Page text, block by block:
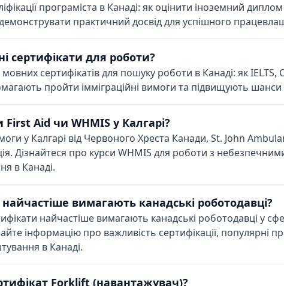
програміста в Канаді: як оцінити іноземний
практичний досвід для успішного
сертифікати для роботи?
сертифікатів для пошуку роботи в Канаді: як
пройти імміграційні вимоги та підвищують
Aid чи WHMIS у Калгарі?
у Калгарі від Червоного Хреста Канади, St. John
Дізнайтеся про курси WHMIS для роботи з
в Канаді.
найчастіше вимагають канадські роботодавці?
найчастіше вимагають канадські роботодавці у
інформацію про важливість сертифікації,
в Канаді.
Forklift (навантажувач)?